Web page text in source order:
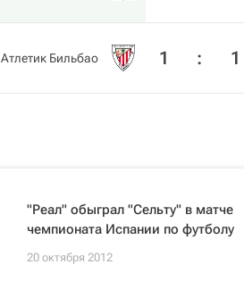
Атлетик Бильбао 1 : 1
"Реал" обыграл "Сельту" в матче
чемпионата Испании по футболу
20 октября 2012